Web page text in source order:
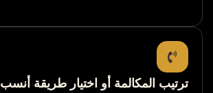
ترتيب المكالمة أو اختيار طريقة أنسب